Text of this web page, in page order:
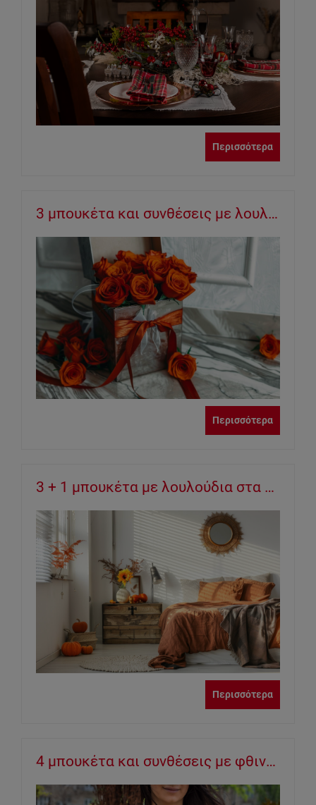
Περισσότερα
3 μπουκέτα και συνθέσεις με λουλούδια εποχής για να προσφέρετε ως δώρο στους αγαπημένους σας!
Περισσότερα
3 + 1 μπουκέτα με λουλούδια στα χρώματα του Φθινοπώρου για μία cozy and aesthetic ατμόσφαιρα!
Περισσότερα
4 μπουκέτα και συνθέσεις με φθινοπωρινά λουλούδια για την ονομαστική γιορτή των αγαπημένων σας!